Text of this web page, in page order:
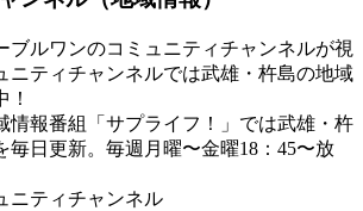
ブルワンのコミュニティチャンネルが視
ニティチャンネルでは武雄・杵島の地域
情報番組「サプライフ！」では武雄・杵
毎日更新。毎週月曜〜金曜18：45〜放
ニティチャンネル